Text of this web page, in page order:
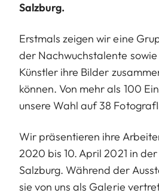
Salzburg.
Erstmals zeigen wir eine
der Nachwuchstalente
Künstler ihre Bilder
können. Von mehr als 100
unsere Wahl auf 38
Wir präsentieren ihre
2020 bis 10. April 2021 in
Salzburg. Während der
sie von uns als Galerie